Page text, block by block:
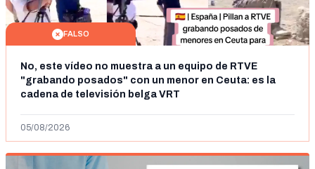
FALSO
No, este vídeo no muestra a un equipo de RTVE
"grabando posados" con un menor en Ceuta: es la
cadena de televisión belga VRT
05/08/2026